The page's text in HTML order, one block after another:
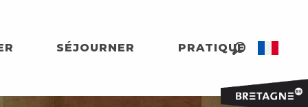
SÉJOURNER PRATIQUE